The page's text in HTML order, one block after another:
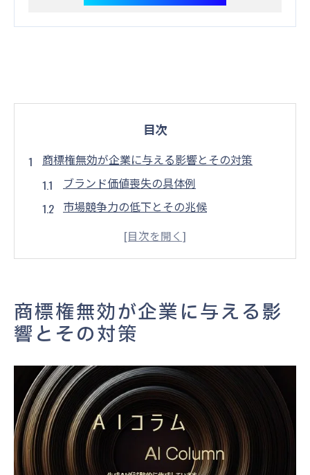
目次
商標権無効が企業に与える影響とその対策
ブランド価値喪失の具体例
市場競争力の低下とその兆候
消費者信頼への影響を最小限にする方法
事前に講じるべき危機管理策
商標権無効を防ぐための初期ステップとは
強力な商標を選定するための基本条件
競合他社との差別化を図る方法
商標調査の重要性と実施方法
商標出願前のリスク評価
商標保護のための法的手続き
商標登録の成功確率を高める要素
商標権無効が企業に与える影
響とその対策